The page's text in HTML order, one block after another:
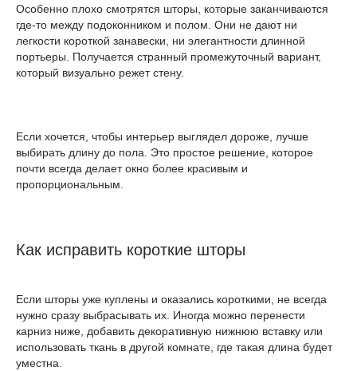
Особенно плохо смотрятся шторы, которые заканчиваются
где-то между подоконником и полом. Они не дают ни
легкости короткой занавески, ни элегантности длинной
портьеры. Получается странный промежуточный вариант,
который визуально режет стену.
Если хочется, чтобы интерьер выглядел дороже, лучше
выбирать длину до пола. Это простое решение, которое
почти всегда делает окно более красивым и
пропорциональным.
Как исправить короткие шторы
Если шторы уже куплены и оказались короткими, не всегда
нужно сразу выбрасывать их. Иногда можно перенести
карниз ниже, добавить декоративную нижнюю вставку или
использовать ткань в другой комнате, где такая длина будет
уместна.